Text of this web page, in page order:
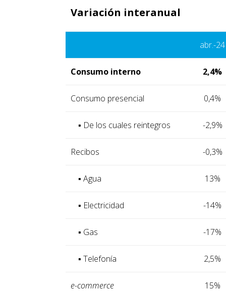
Variación interanual
abr.-24
Consumo interno 2,4%
Consumo presencial 0,4%
▪ De los cuales reintegros -2,9%
Recibos -0,3%
▪ Agua 13%
▪ Electricidad -14%
▪ Gas -17%
▪ Telefonía 2,5%
e-commerce 15%